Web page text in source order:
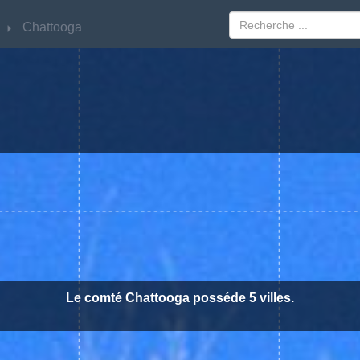
Chattooga
Le comté Chattooga posséde 5 villes.
Chattooga